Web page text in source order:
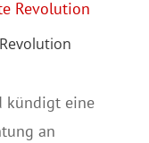
kündigt eine
an